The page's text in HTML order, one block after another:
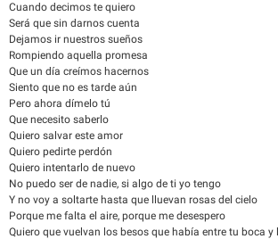
Cuando decimos te quiero
Será que sin darnos cuenta
Dejamos ir nuestros sueños
Rompiendo aquella promesa
Que un día creímos hacernos
Siento que no es tarde aún
Pero ahora dímelo tú
Que necesito saberlo
Quiero salvar este amor
Quiero pedirte perdón
Quiero intentarlo de nuevo
No puedo ser de nadie, si algo de ti yo tengo
Y no voy a soltarte hasta que lluevan rosas del cielo
Porque me falta el aire, porque me desespero
Quiero que vuelvan los besos que había entre tu boca y